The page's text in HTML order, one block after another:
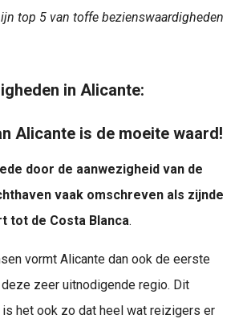
top 5 van toffe bezienswaardigheden
in Alicante:
Alicante is de moeite waard!
door de aanwezigheid van de
vaak omschreven als zijnde
tot de Costa Blanca.
vormt Alicante dan ook de eerste
zeer uitnodigende regio. Dit
het ook zo dat heel wat reizigers er